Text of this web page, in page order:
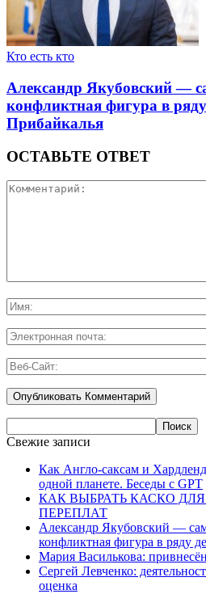
Кто есть кто
Александр Якубовский —
конфликтная фигура в
Прибайкалья
ОСТАВЬТЕ ОТВЕТ
Свежие записи
Как Англо-саксам и
одной планете. Беседы с GPT
КАК ВЫБРАТЬ КАСКО
ПЕРЕПЛАТ
Александр Якубовский —
конфликтная фигура в ряду
Мария Василькова:
Сергей Левченко:
оценка